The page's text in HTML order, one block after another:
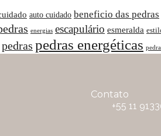
auto cuidado beneficio das pedras
energias escapulário esmeralda
pedras pedras energéticas
Contato
+55 11